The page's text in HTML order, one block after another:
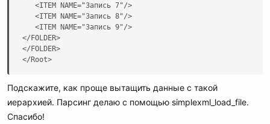
   <ITEM NAME="Запись 7"/>
   <ITEM NAME="Запись 8"/>
   <ITEM NAME="Запись 9"/>
</FOLDER>
</FOLDER>
</Root>
Подскажите, как проще вытащить данные с такой
иерархией. Парсинг делаю с помощью simplexml_load_file.
Спасибо!